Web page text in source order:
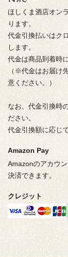
ほしくま酒店オン
ります。
代金引換払いはク
します。
代金は商品到着時
（※代金はお届け
意ください。）
なお、代金引換時
ださい。
代金引換額に応じ
Amazon Pay
Amazonのアカウ
決済できます。
クレジット